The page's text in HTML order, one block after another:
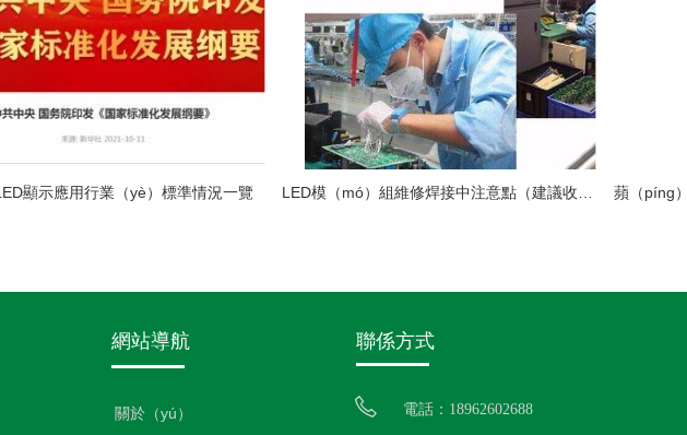
顯示應用行業（yè）標準情況一覽 LED模（mó）組維修焊接中注意點（建議收藏）
網站導航
關於（yú）
聯係方式
電話：18962602688